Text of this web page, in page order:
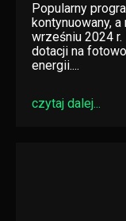
Popularny
kontynuowany,
wrześniu 2024
dotacji na
energii....
czytaj dalej...